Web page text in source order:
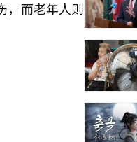
，而老年人则